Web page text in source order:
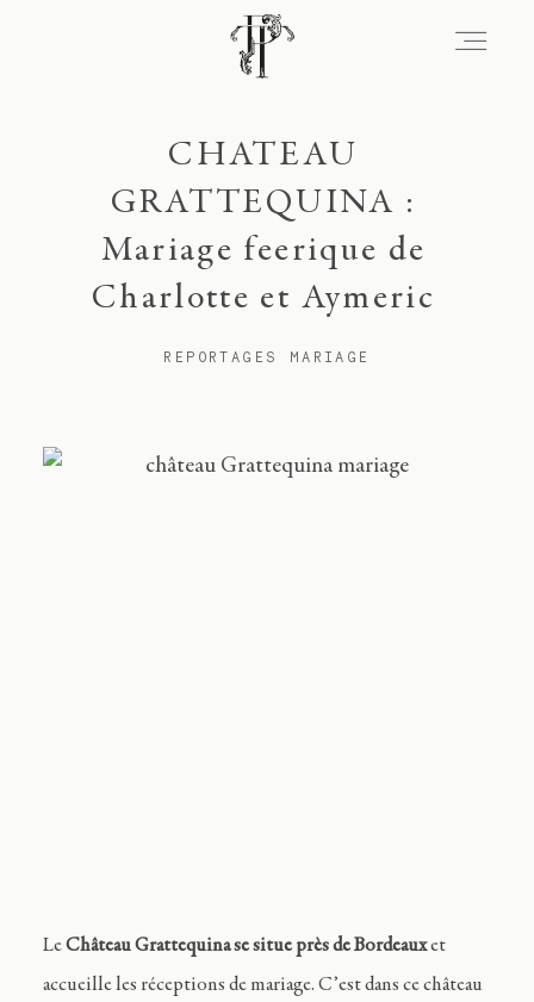
CHATEAU
GRATTEQUINA :
Mariage feerique de
Charlotte et Aymeric
REPORTAGES MARIAGE
LeChâteau Grattequina se situe près de Bordeauxet
accueille les réceptions de mariage. C’est dans ce château
Signature
Portfolio